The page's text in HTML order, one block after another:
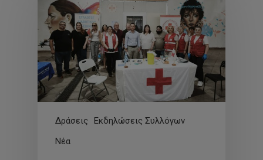
Δράσεις
Εκδηλώσεις Συλλόγων
Νέα